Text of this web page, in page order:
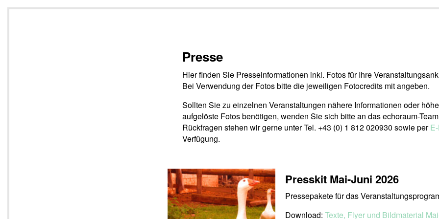
Presse
Hier finden Sie Presseinformationen inkl. Fotos für Ihre
Bei Verwendung der Fotos bitte die jeweiligen Fotocredits mit angeben.
Sollten Sie zu einzelnen Veranstaltungen nähere Informationen oder
aufgelöste Fotos benötigen, wenden Sie sich bitte an das echoraum-
Rückfragen stehen wir gerne unter Tel. +43 (0) 1 812 020930 sowie per
Verfügung.
Presskit Mai-Juni 2026
Pressepakete für das
Download: Texte, Flyer und Bildmaterial